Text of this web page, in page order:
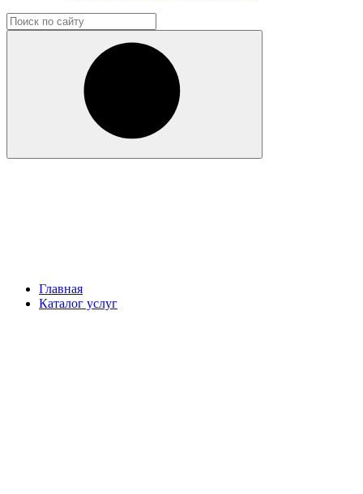
Главная
Каталог услуг